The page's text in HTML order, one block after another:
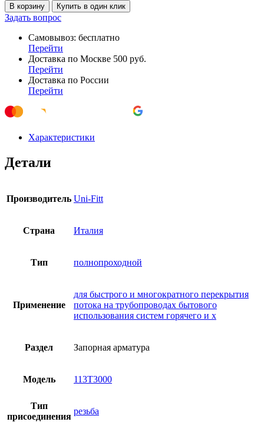
В корзину
Купить в один клик
Задать вопрос
Самовывоз: бесплатно
Перейти
Доставка по Москве 500 руб.
Перейти
Доставка по России
Перейти
Характеристики
Детали
Производитель Uni-Fitt
Страна Италия
Тип полнопроходной
Применение
для быстрого и многократного перекрытия
потока на трубопроводах бытового
использования систем горячего и х
Раздел Запорная арматура
Модель 113T3000
Тип
присоединения
резьба